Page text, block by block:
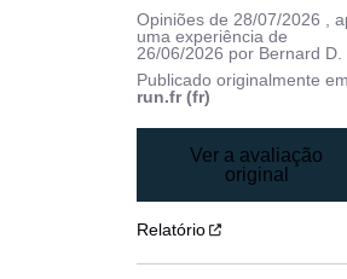
Opiniões de 28/07/2026
,
uma experiência de
26/06/2026 por Bernard D.
Publicado originalmente
run.fr (fr)
Ver a avaliação
original
Relatório